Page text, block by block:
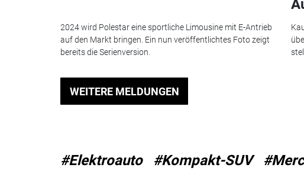
2024 wird Polestar eine sportliche Limousine mit E-Antrieb
auf den Markt bringen. Ein nun veröffentlichtes Foto zeigt
bereits die Serienversion.
WEITERE MELDUNGEN
#Elektroauto #Kompakt-SUV